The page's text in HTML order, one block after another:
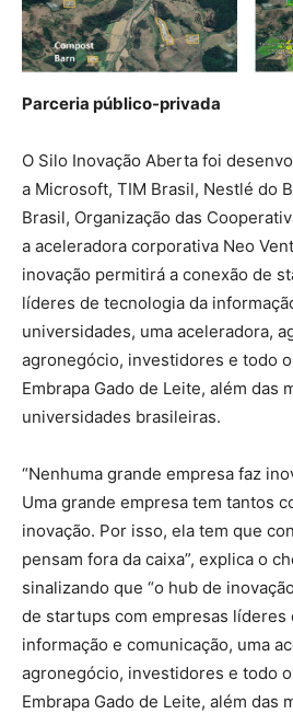
Parceria público-privada
O Silo Inovação Aberta foi
a Microsoft, TIM Brasil, Nestlé do
Brasil, Organização das
a aceleradora corporativa Neo
inovação permitirá a conexão de
líderes de tecnologia da
universidades, uma aceleradora,
agronegócio, investidores e todo
Embrapa Gado de Leite, além das
universidades brasileiras.
“Nenhuma grande empresa faz
Uma grande empresa tem tantos
inovação. Por isso, ela tem que
pensam fora da caixa”, explica o
sinalizando que “o hub de
de startups com empresas líderes
informação e comunicação, uma
agronegócio, investidores e todo
Embrapa Gado de Leite, além das